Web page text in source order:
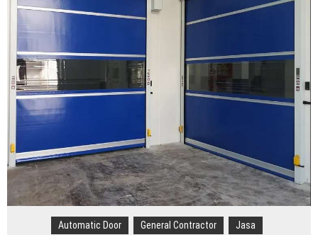
Door
Automatic Door General Contractor
Jasa